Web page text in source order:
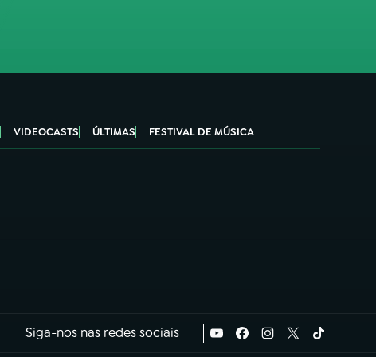
VIDEOCASTS ÚLTIMAS FESTIVAL DE MÚSICA
Siga-nos nas redes sociais